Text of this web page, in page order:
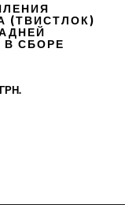
(ТВИСТЛОК)
В СБОРЕ